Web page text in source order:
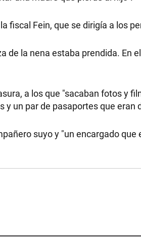
fiscal Fein, que se dirigía a los
de la nena estaba prendida. En
a los que "sacaban fotos y
y un par de pasaportes que eran
suyo y "un encargado